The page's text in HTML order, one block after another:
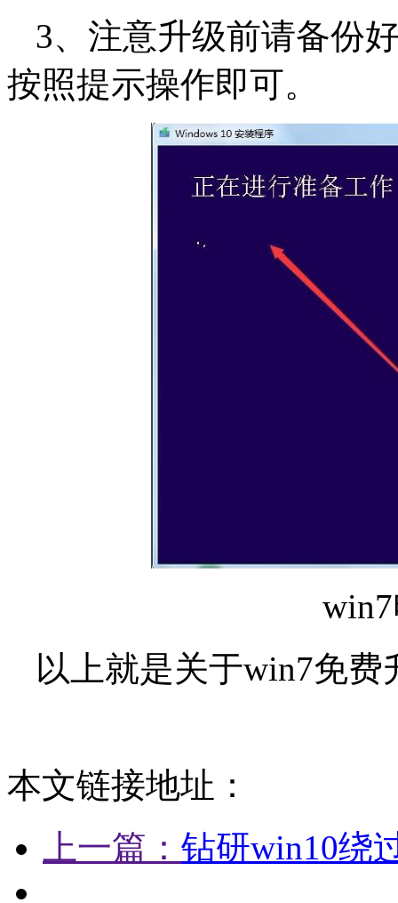
3、注意升级前请备份
按照提示操作即可。
以上就是关于win7免
本文链接地址：
上一篇： 钻研win10绕